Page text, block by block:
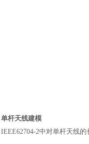
单杆天线建模
IEEE62704-2中对单杆天线